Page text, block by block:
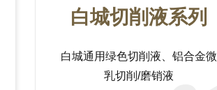
白城切削液系列
白城通用绿色切削液、铝合金微
乳切削/磨销液